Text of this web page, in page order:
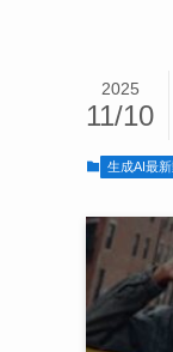
2025
11/10
生成AI最